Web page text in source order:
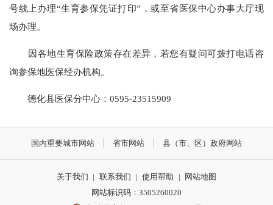
号线上办理“生育参保凭证打印”，或至省医保中心办事大厅现
场办理。
因各地生育保险政策存在差异，若您有疑问可拨打电话咨
询参保地医保经办机构。
德化县医保分中心：0595-23515909
国内重要城市网站 省市网站 县（市、区）政府网站
关于我们 | 联系我们 | 使用帮助 |
网站地图
网站标识码：3505260020